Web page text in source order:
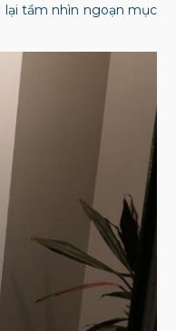
lại tầm nhìn ngoạn mục